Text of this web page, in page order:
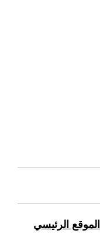
الرئيسي